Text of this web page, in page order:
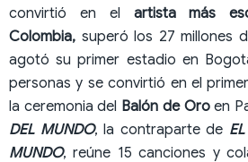
convirtió en el artista más
Colombia, superó los 27 millones
agotó su primer estadio en
personas y se convirtió en el
la ceremonia del Balón de Oroen
DEL MUNDO, la contraparte de
MUNDO, reúne 15 canciones y